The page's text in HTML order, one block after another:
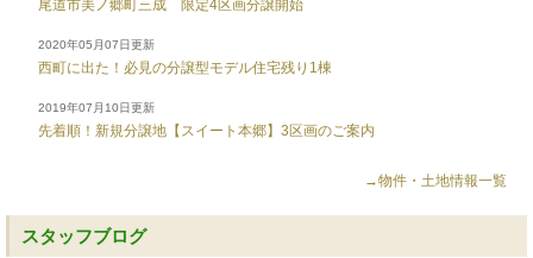
尾道市美ノ郷町三成 限定4区画分譲開始
2020年05月07日更新
西町に出た！必見の分譲型モデル住宅残り1棟
2019年07月10日更新
先着順！新規分譲地【スイート本郷】3区画のご案内
→物件・土地情報一覧
スタッフブログ